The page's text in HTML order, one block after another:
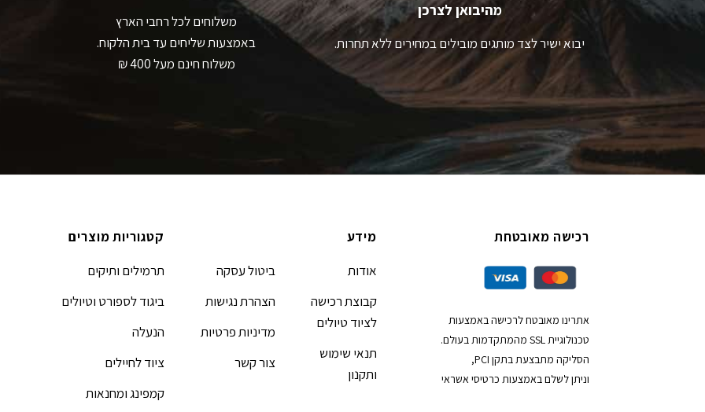
מהיבואן לצרכן
יבוא ישיר לצד מותגים מובילים במחירים ללא תחרות.
משלוחים לכל רחבי הארץ
באמצעות שליחים עד בית הלקוח.
משלוח חינם מעל 400 ₪
רכישה מאובטחת
אתרינו מאובטח לרכישה באמצעות
טכנולוגיית SSL מהמתקדמות בעולם.
הסליקה מתבצעת בתקן PCI,
וניתן לשלם באמצעות כרטיסי אשראי
מידע
אודות
קבוצת רכישה
לציוד טיולים
תנאי שימוש
ותקנון
ביטול עסקה
הצהרת נגישות
מדיניות פרטיות
צור קשר
קטגוריות מוצרים
תרמילים ותיקים
ביגוד לספורט וטיולים
הנעלה
ציוד לחיילים
קמפינג ומחנאות